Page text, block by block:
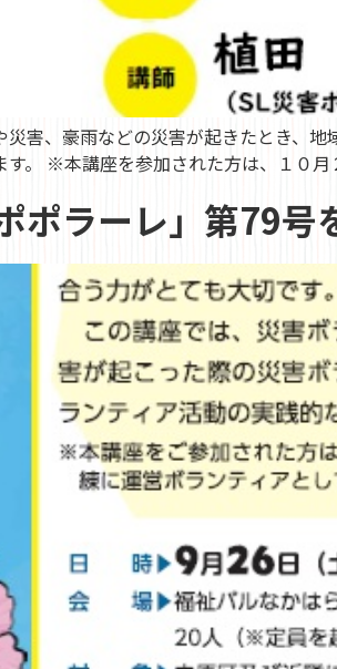
災害、豪雨などの災害が起きたとき、
す。 ※本講座を参加された方は、１０
ポポラーレ」第79